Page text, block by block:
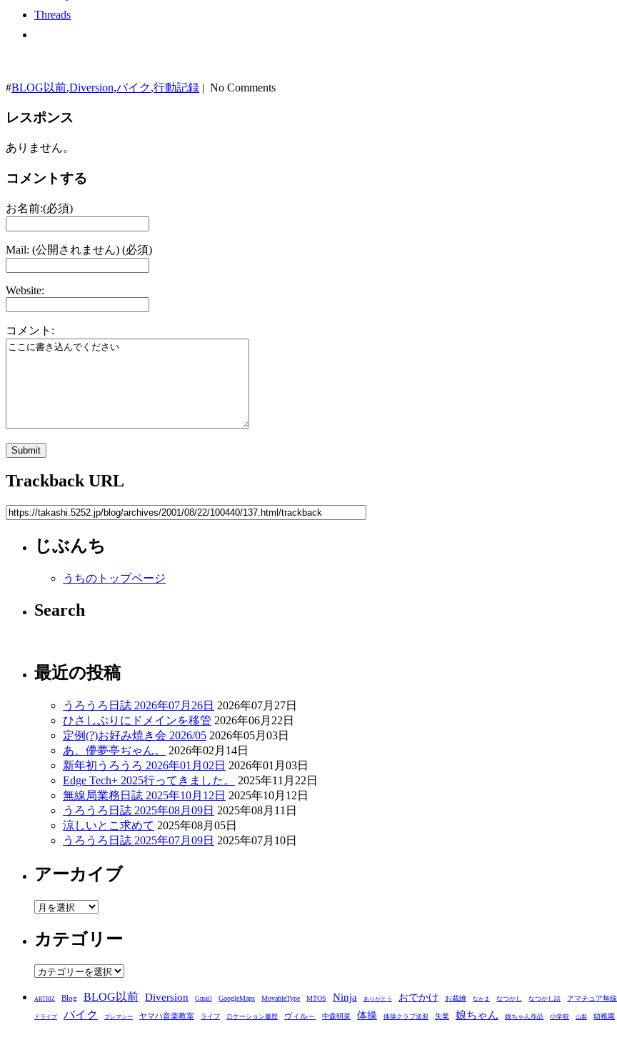
Threads
#BLOG以前,Diversion,バイク,行動記録 | No Comments
レスポンス
ありません。
コメントする
お名前:(必須)
Mail: (公開されません) (必須)
Website:
コメント:
Trackback URL
じぶんち
うちのトップページ
Search
最近の投稿
うろうろ日誌 2026年07月26日 2026年07月27日
ひさしぶりにドメインを移管 2026年06月22日
定例(?)お好み焼き会 2026/05 2026年05月03日
あ、儚夢亭ぢゃん。
2026年02月14日
新年初うろうろ 2026年01月02日 2026年01月03日
Edge Tech+ 2025行ってきました。
2025年11月22日
無線局業務日誌 2025年10月12日 2025年10月12日
うろうろ日誌 2025年08月09日 2025年08月11日
涼しいとこ求めて 2025年08月05日
うろうろ日誌 2025年07月09日 2025年07月10日
アーカイブ
ア
カ
イ
ブ
カテゴリー
カ
ゴ
リ
ARTRIZ Blog BLOG以前 Diversion Gmail GoogleMaps MovableType MTOS Ninja ありがとう おでかけ お裁縫 なかま なつかし なつかし話 アマチュア無線
ドライブ バイク プレマシー ヤマハ音楽教室 ライブ ロケーション履歴 ヴィル～ 中森明菜 体操 体操クラブ送迎 失業 娘ちゃん 娘ちゃん作品 小学校 山梨 幼稚園